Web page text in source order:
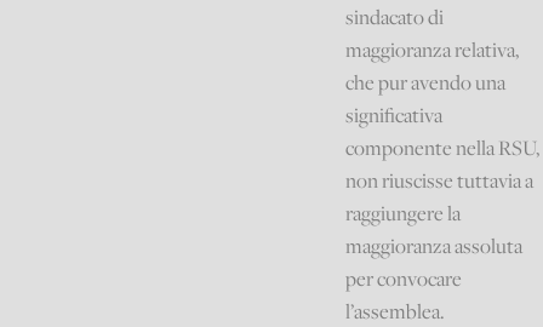
sindacato di
maggioranza relativa,
che pur avendo una
significativa
componente nella RSU,
non riuscisse tuttavia a
raggiungere la
maggioranza assoluta
per convocare
l’assemblea.